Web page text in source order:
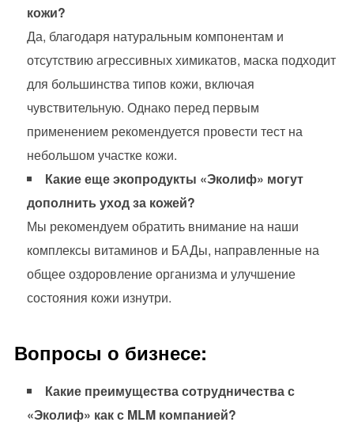
кожи?
Да, благодаря натуральным компонентам и
отсутствию агрессивных химикатов, маска подходит
для большинства типов кожи, включая
чувствительную. Однако перед первым
применением рекомендуется провести тест на
небольшом участке кожи.
Какие еще экопродукты «Эколиф» могут
дополнить уход за кожей?
Мы рекомендуем обратить внимание на наши
комплексы витаминов и БАДы, направленные на
общее оздоровление организма и улучшение
состояния кожи изнутри.
Вопросы о бизнесе:
Какие преимущества сотрудничества с
«Эколиф» как с MLM компанией?